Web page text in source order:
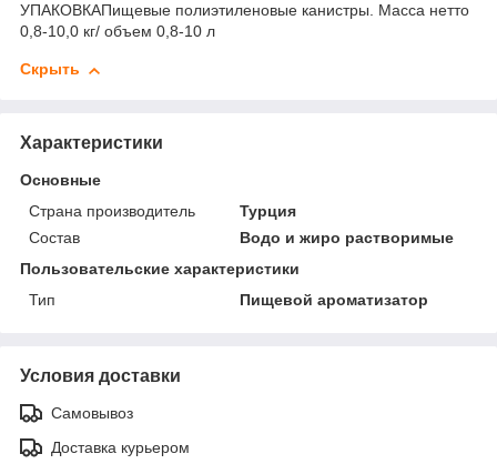
УПАКОВКАПищевые полиэтиленовые канистры. Масса нетто
0,8-10,0 кг/ объем 0,8-10 л
Скрыть
Характеристики
Основные
Страна производитель
Турция
Состав
Водо и жиро растворимые
Пользовательские характеристики
Тип
Пищевой ароматизатор
Условия доставки
Самовывоз
Доставка курьером